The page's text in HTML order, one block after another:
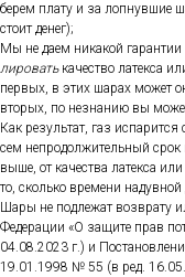
бе­рем пла­ту и за лоп­нувшие
сто­ит де­нег);
Мы не да­ем ни­какой га­ран­тии
лиро­ватька­чес­тво ла­тек­са
пер­вых, в этих ша­рах мо­жет
вто­рых, по нез­на­нию вы
Как ре­зуль­тат, газ
сем неп­ро­дол­жи­тель­ный
вы­ше, от ка­чес­тва ла­тек­са
то, сколь­ко вре­мени
Ша­ры не под­ле­жат воз­вра­ту
Фе­дера­ции «О за­щите прав
04.08.2023 г.) и
19.01.1998 № 55 (в ред.